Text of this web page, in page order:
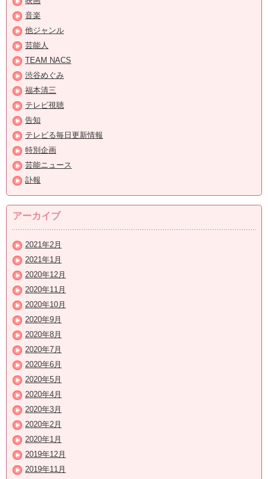
音楽
他ジャンル
芸能人
TEAM NACS
渋谷めぐみ
福本清三
テレビ視聴
告知
テレビる毎日更新情報
特別企画
芸能ニュース
訃報
アーカイブ
2021年2月
2021年1月
2020年12月
2020年11月
2020年10月
2020年9月
2020年8月
2020年7月
2020年6月
2020年5月
2020年4月
2020年3月
2020年2月
2020年1月
2019年12月
2019年11月